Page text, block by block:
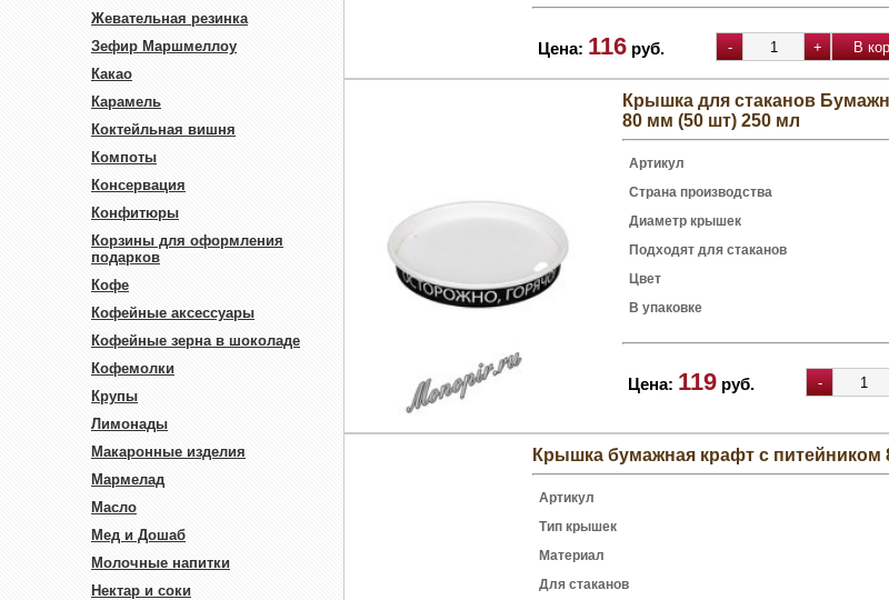
Жевательная резинка
Зефир Маршмеллоу
Какао
Карамель
Коктейльная вишня
Компоты
Консервация
Конфитюры
Корзины для оформления
подарков
Кофе
Кофейные аксессуары
Кофейные зерна в шоколаде
Кофемолки
Крупы
Лимонады
Макаронные изделия
Мармелад
Масло
Мед и Дошаб
Молочные напитки
Нектар и соки
Цена: 116 руб.
Крышка для стаканов
80 мм (50 шт) 250 мл
Артикул
Страна производства
Диаметр крышек
Подходят для стаканов
Цвет
В упаковке
Цена: 119 руб.
Крышка бумажная крафт с питейником
Артикул
Тип крышек
Материал
Для стаканов